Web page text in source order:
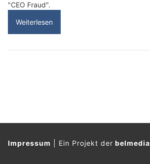
"CEO Fraud".
Weiterlesen
Impressum Ein Projekt derbelmedia